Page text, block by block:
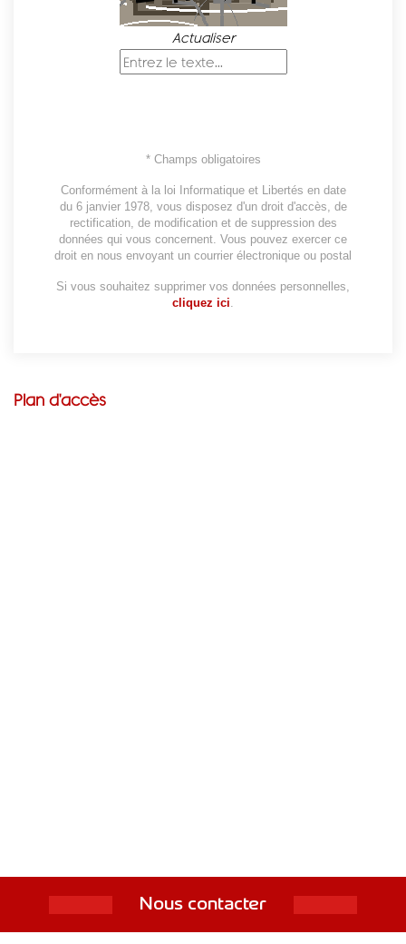
Actualiser
* Champs obligatoires
Conformément à la loi Informatique et Libertés en date
du 6 janvier 1978, vous disposez d'un droit d'accès, de
rectification, de modification et de suppression des
données qui vous concernent. Vous pouvez exercer ce
droit en nous envoyant un courrier électronique ou postal
Si vous souhaitez supprimer vos données personnelles,
cliquez ici.
Plan d'accès
Nous contacter